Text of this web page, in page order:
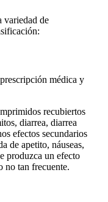
variedad de
médica y
recubiertos
diarrea, diarrea
efectos secundarios
de apetito, náuseas,
produzca un efecto
no tan frecuente.